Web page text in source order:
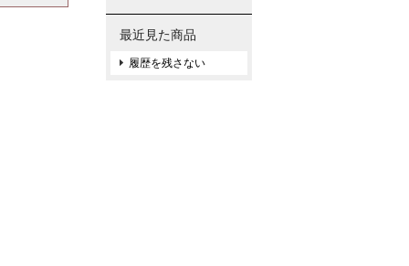
最近見た商品
履歴を残さない